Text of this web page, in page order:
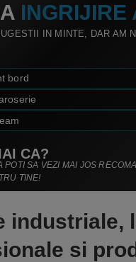
INGRIJIRE
IN MINTE, DAR AM
bord
CA?
POTI SA VEZI MAI JOS
TINE!
industriale,
si